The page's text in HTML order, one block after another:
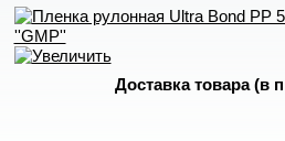
Доставка товара (в